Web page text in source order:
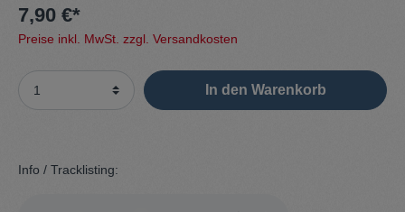
7,90 €*
Preise inkl. MwSt. zzgl. Versandkosten
In den Warenkorb
Info / Tracklisting: